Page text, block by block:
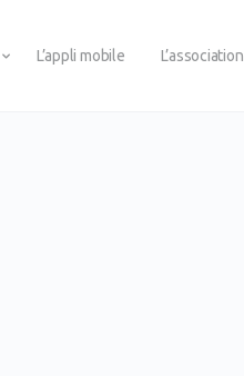
L’appli mobile L’association